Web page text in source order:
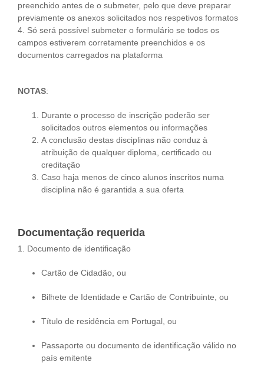
preenchido antes de o submeter, pelo que deve preparar
previamente os anexos solicitados nos respetivos formatos
4. Só será possível submeter o formulário se todos os
campos estiverem corretamente preenchidos e os
documentos carregados na plataforma
NOTAS:
Durante o processo de inscrição poderão ser
solicitados outros elementos ou informações
A conclusão destas disciplinas não conduz à
atribuição de qualquer diploma, certificado ou
creditação
Caso haja menos de cinco alunos inscritos numa
disciplina não é garantida a sua oferta
Documentação requerida
1. Documento de identificação
Cartão de Cidadão, ou
Bilhete de Identidade e Cartão de Contribuinte, ou
Título de residência em Portugal, ou
Passaporte ou documento de identificação válido no
país emitente